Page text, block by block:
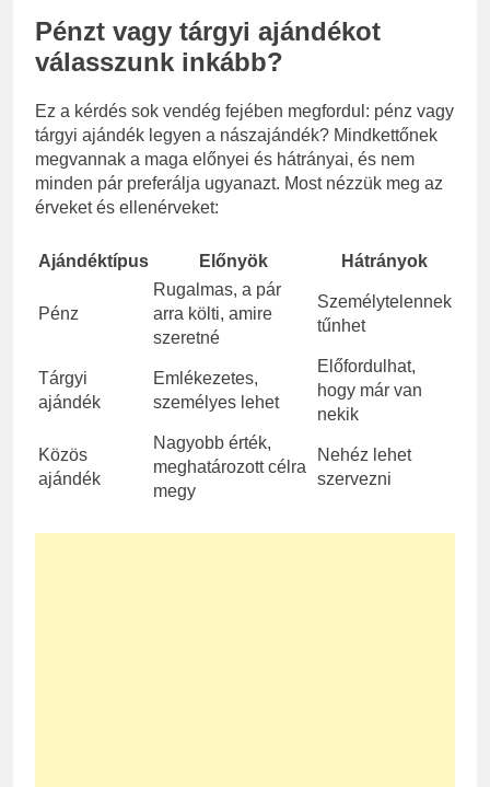
Pénzt vagy tárgyi ajándékot
válasszunk inkább?
Ez a kérdés sok vendég fejében megfordul: pénz vagy
tárgyi ajándék legyen a nászajándék? Mindkettőnek
megvannak a maga előnyei és hátrányai, és nem
minden pár preferálja ugyanazt. Most nézzük meg az
érveket és ellenérveket:
Ajándéktípus Előnyök Hátrányok
Pénz
Rugalmas, a pár
arra költi, amire
szeretné
Személytelennek
tűnhet
Tárgyi
ajándék
Emlékezetes,
személyes lehet
Előfordulhat,
hogy már van
nekik
Közös
ajándék
Nagyobb érték,
meghatározott célra
megy
Nehéz lehet
szervezni